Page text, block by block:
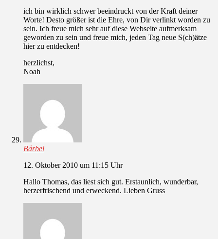
ich bin wirklich schwer beeindruckt von der Kraft deiner
Worte! Desto größer ist die Ehre, von Dir verlinkt worden zu
sein. Ich freue mich sehr auf diese Webseite aufmerksam
geworden zu sein und freue mich, jeden Tag neue S(ch)ätze
hier zu entdecken!
herzlichst,
Noah
Bärbel
12. Oktober 2010 um 11:15 Uhr
Hallo Thomas, das liest sich gut. Erstaunlich, wunderbar,
herzerfrischend und erweckend. Lieben Gruss